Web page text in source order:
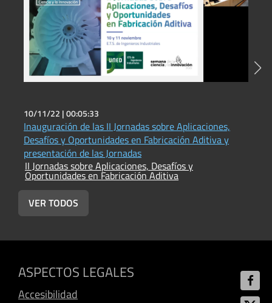
10/11/22 |00:05:33
Inauguración de las II Jornadas sobre Aplicaciones,
Desafíos y Oportunidades en Fabricación Aditiva y
presentación de las Jornadas
II Jornadas sobre Aplicaciones, Desafíos y
Oportunidades en Fabricación Aditiva
VER TODOS
ASPECTOS LEGALES
Accesibilidad